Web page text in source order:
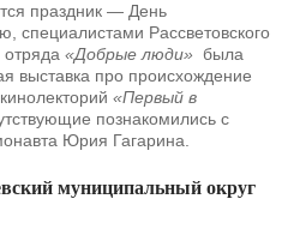
праздник — День
специалистами Рассветовского
«Добрые люди» была
выставка про происхождение
«Первый в
познакомились с
Юрия Гагарина.
муниципальный округ